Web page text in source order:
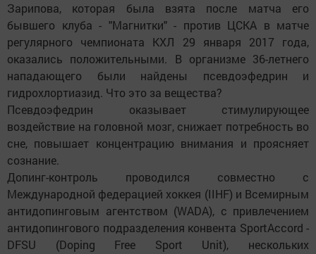
Зарипова, которая была взята после матча его
бывшего клуба - "Магнитки" - против ЦСКА в матче
регулярного чемпионата КХЛ 29 января 2017 года,
оказались положительными. В организме 36-летнего
нападающего были найдены псевдоэфедрин и
гидрохлортиазид. Что это за вещества?
Псевдоэфедрин оказывает стимулирующее
воздействие на головной мозг, снижает потребность во
сне, повышает концентрацию внимания и проясняет
сознание.
Допинг-контроль проводился совместно с
Международной федерацией хоккея (IIHF) и Всемирным
антидопинговым агентством (WADA), с привлечением
антидопингового подразделения конвента SportAccord -
DFSU (Doping Free Sport Unit), нескольких